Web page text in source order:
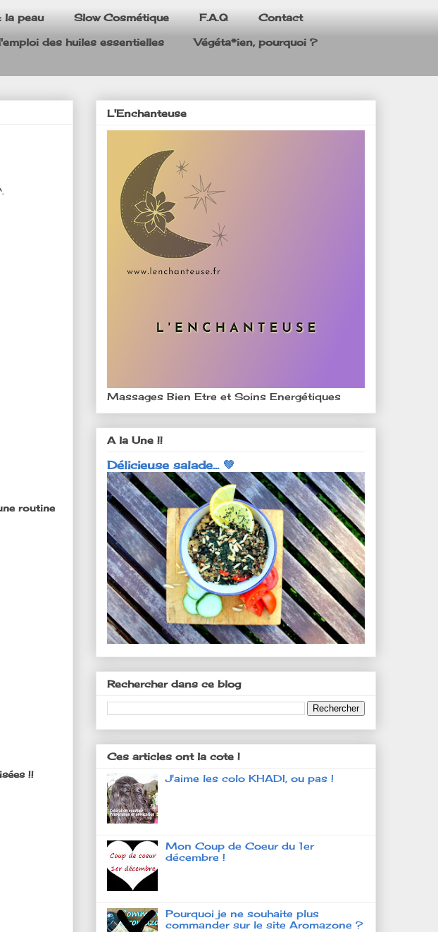
la peau Slow Cosmétique F.A.Q Contact
des huiles essentielles Végéta*ien, pourquoi ?
routine
!!
L'Enchanteuse
Massages Bien Etre et Soins Energétiques
A la Une !!
Délicieuse salade... 💚
Rechercher dans ce blog
Ces articles ont la cote !
J'aime les colo KHADI, ou pas !
Mon Coup de Coeur du 1er
décembre !
Pourquoi je ne souhaite plus
commander sur le site Aromazone ?